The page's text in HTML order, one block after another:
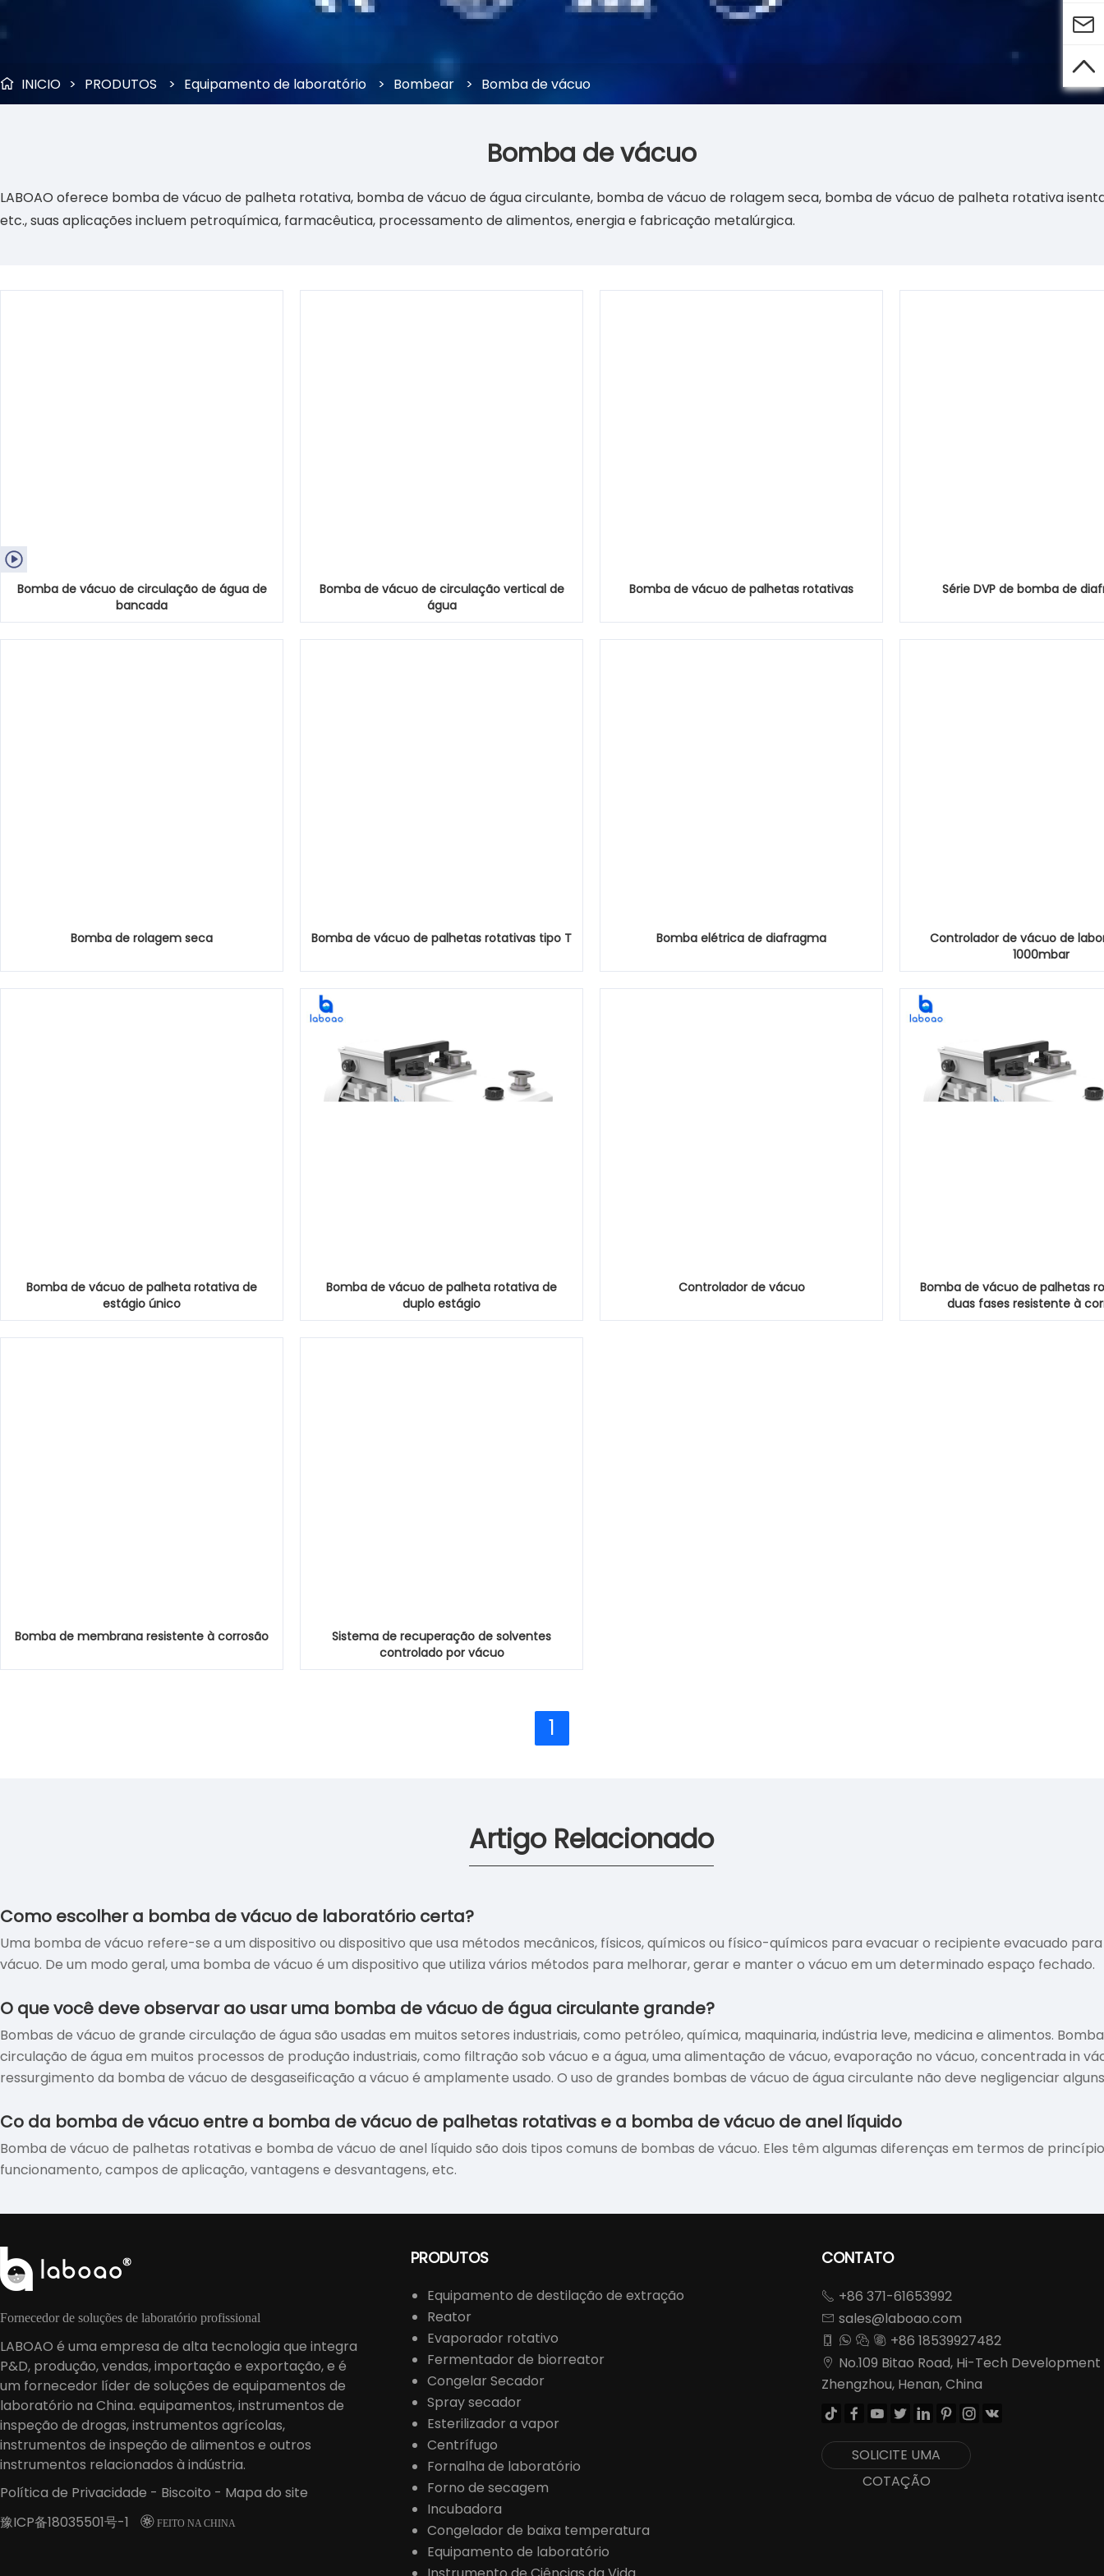
 INICIO > PRODUTOS > Equipamento de laboratório > Bombear > Bomba de vácuo
Bomba de vácuo
LABOAO oferece bomba de vácuo de palheta rotativa, bomba de vácuo de água circulante, bomba de vácuo de rolagem seca, bomba de vácuo de palheta rotativa
etc., suas aplicações incluem petroquímica, farmacêutica, processamento de alimentos, energia e fabricação metalúrgica.

Bomba de vácuo de circulação de água de
bancada
Bomba de vácuo de circulação vertical de
água
Bomba de vácuo de palhetas rotativas Série DVP de bomba de
Bomba de rolagem seca Bomba de vácuo de palhetas rotativas tipo T Bomba elétrica de diafragma
Controlador de vácuo de
1000mbar
Bomba de vácuo de palheta rotativa de
estágio único
Bomba de vácuo de palheta rotativa de
duplo estágio
Controlador de vácuo
Bomba de vácuo de palhetas
duas fases resistente à
Bomba de membrana resistente à corrosão
Sistema de recuperação de solventes
controlado por vácuo
1
Artigo Relacionado
Como escolher a bomba de vácuo de laboratório certa?
Uma bomba de vácuo refere-se a um dispositivo ou dispositivo que usa métodos mecânicos, físicos, químicos ou físico-químicos para evacuar o recipiente evacuado
vácuo. De um modo geral, uma bomba de vácuo é um dispositivo que utiliza vários métodos para melhorar, gerar e manter o vácuo em um determinado espaço fechado.
O que você deve observar ao usar uma bomba de vácuo de água circulante grande?
Bombas de vácuo de grande circulação de água são usadas em muitos setores industriais, como petróleo, química, maquinaria, indústria leve, medicina e alimentos.
circulação de água em muitos processos de produção industriais, como filtração sob vácuo e a água, uma alimentação de vácuo, evaporação no vácuo, concentrada in
ressurgimento da bomba de vácuo de desgaseificação a vácuo é amplamente usado. O uso de grandes bombas de vácuo de água circulante não deve negligenciar
Co da bomba de vácuo entre a bomba de vácuo de palhetas rotativas e a bomba de vácuo de anel líquido
Bomba de vácuo de palhetas rotativas e bomba de vácuo de anel líquido são dois tipos comuns de bombas de vácuo. Eles têm algumas diferenças em termos de
funcionamento, campos de aplicação, vantagens e desvantagens, etc.
Fornecedor de soluções de laboratório profissional
LABOAO é uma empresa de alta tecnologia que integra
P&D, produção, vendas, importação e exportação, e é
um fornecedor líder de soluções de equipamentos de
laboratório na China. equipamentos, instrumentos de
inspeção de drogas, instrumentos agrícolas,
instrumentos de inspeção de alimentos e outros
instrumentos relacionados à indústria.
Política de Privacidade - Biscoito - Mapa do site
豫ICP备18035501号-1
 FEITO NA CHINA
PRODUTOS
Equipamento de destilação de extração
Reator
Evaporador rotativo
Fermentador de biorreator
Congelar Secador
Spray secador
Esterilizador a vapor
Centrífugo
Fornalha de laboratório
Forno de secagem
Incubadora
Congelador de baixa temperatura
Equipamento de laboratório
CONTATO
 +86 371-61653992
 sales@laboao.com
    +86 18539927482
 No.109 Bitao Road, Hi-Tech Development
Zhengzhou, Henan, China
       
SOLICITE UMA
COTAÇÃO

